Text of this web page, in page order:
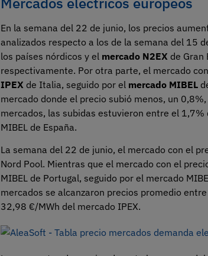
En la semana del 22 de junio, los precios
analizados respecto a los de la semana del 15
los países nórdicos y el mercado N2EX de Gran
respectivamente. Por otra parte, el mercado
IPEX de Italia, seguido por el mercado MIBEL
mercado donde el precio subió menos, un
mercados, las subidas estuvieron entre el
MIBEL de España.
La semana del 22 de junio, el mercado con el
Nord Pool. Mientras que el mercado con el
MIBEL de Portugal, seguido por el mercado
mercados se alcanzaron precios promedio
32,98 €/MWh del mercado IPEX.